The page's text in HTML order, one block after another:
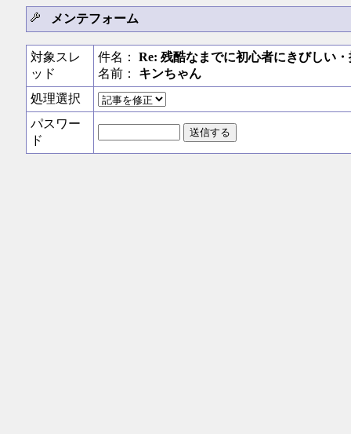
メンテフォーム
対象スレ
ッド
件名： Re: 残酷なまでに初心者にきびしい
名前： キンちゃん
処理選択
パスワー
ド